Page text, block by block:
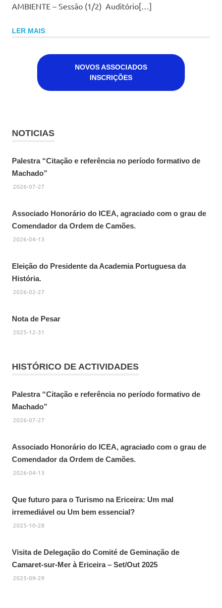
AMBIENTE – Sessão (1/2) Auditório[…]
LER MAIS
NOVOS ASSOCIADOS
INSCRIÇÕES
NOTICIAS
Palestra “Citação e referência no período formativo de
Machado”
2026-07-27
Associado Honorário do ICEA, agraciado com o grau de
Comendador da Ordem de Camões.
2026-04-13
Eleição do Presidente da Academia Portuguesa da
História.
2026-02-27
Nota de Pesar
2025-12-31
HISTÓRICO DE ACTIVIDADES
Palestra “Citação e referência no período formativo de
Machado”
2026-07-27
Associado Honorário do ICEA, agraciado com o grau de
Comendador da Ordem de Camões.
2026-04-13
Que futuro para o Turismo na Ericeira: Um mal
irremediável ou Um bem essencial?
2025-10-28
Visita de Delegação do Comité de Geminação de
Camaret-sur-Mer à Ericeira – Set/Out 2025
2025-09-29